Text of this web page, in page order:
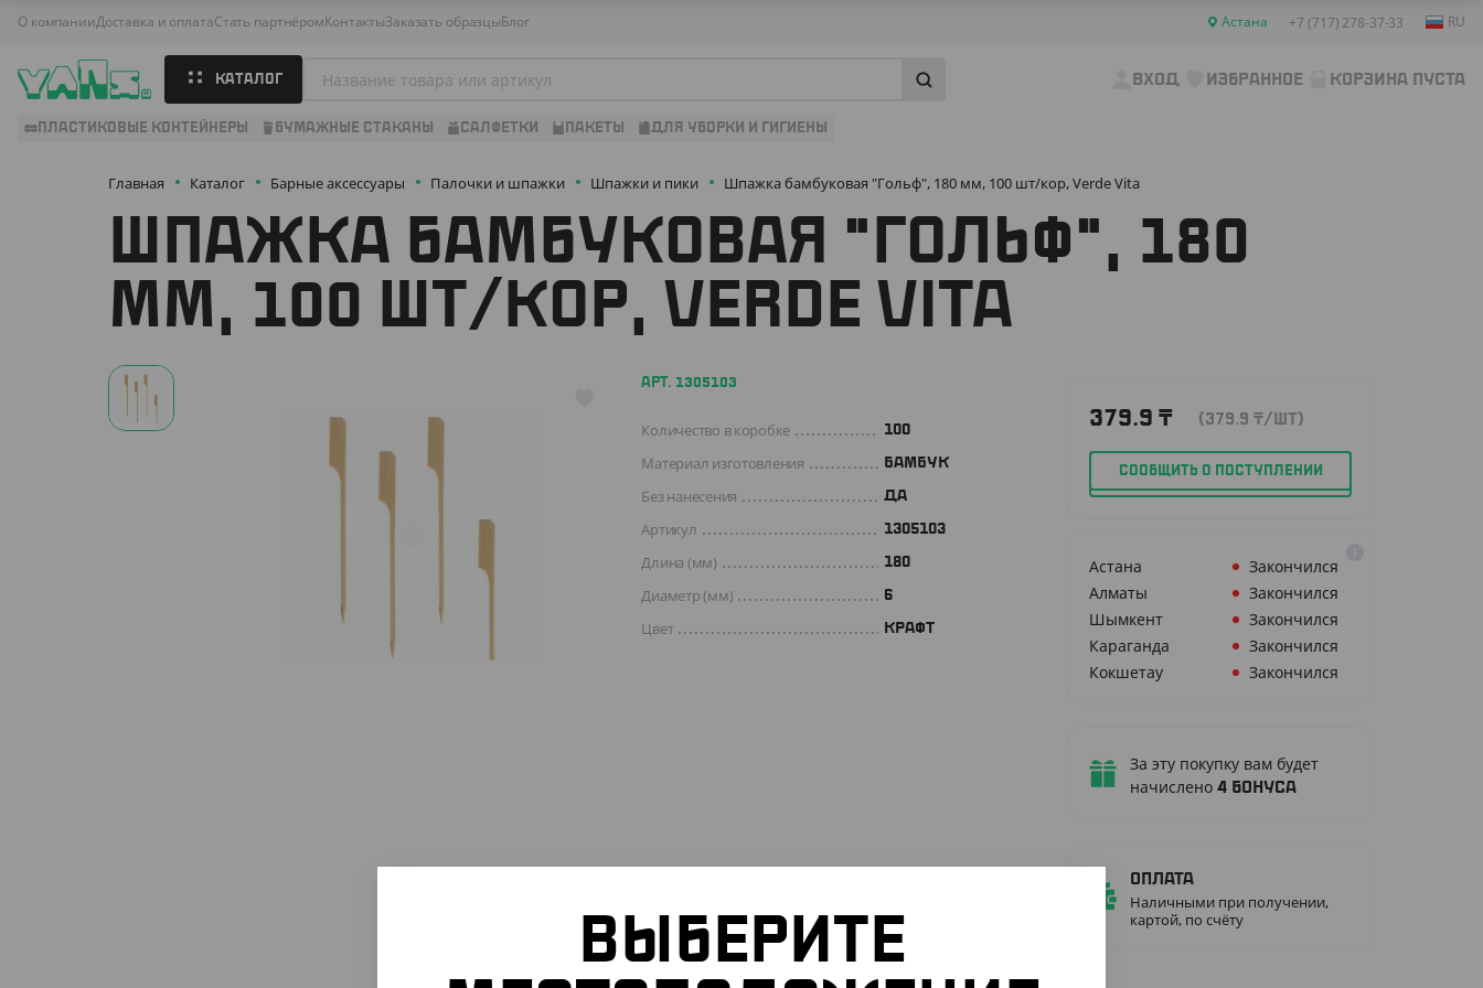
О компанииДоставка и оплатаСтать партнёромКонтактыЗаказать образцыБлог Астана +7 (717) 278-37-33 RU
КАТАЛОГ ВХОД ИЗБРАННОЕ КОРЗИНА ПУСТА
ПЛАСТИКОВЫЕ КОНТЕЙНЕРЫ БУМАЖНЫЕ СТАКАНЫ САЛФЕТКИ ПАКЕТЫ ДЛЯ УБОРКИ И ГИГИЕНЫ
Главная Каталог Барные аксессуары Палочки и шпажки Шпажки и пики Шпажка бамбуковая "Гольф", 180 мм, 100 шт/кор, Verde Vita
ШПАЖКА БАМБУКОВАЯ "ГОЛЬФ", 180
ММ, 100 ШТ/КОР, VERDE VITA
379.9 ₸ (379.9 ₸/ШТ)
СООБЩИТЬ О ПОСТУПЛЕНИИ
Астана
Закончился
Алматы
Закончился
Шымкент
Закончился
Караганда
Закончился
Кокшетау
Закончился
За эту покупку вам будет
начислено 4 бонуса
Оплата
Наличными при получении,
картой, по счёту
АРТ. 1305103
Количество в коробке 100
Материал изготовления БАМБУК
Без нанесения ДА
Артикул 1305103
Длина (мм) 180
Диаметр (мм) 6
Цвет КРАФТ
ВЫБЕРИТЕ